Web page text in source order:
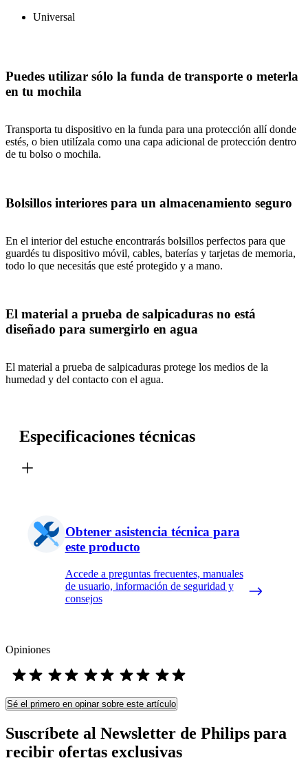
Universal
Puedes utilizar sólo la funda de transporte o meterla
en tu mochila
Transporta tu dispositivo en la funda para una protección allí donde
estés, o bien utilízala como una capa adicional de protección dentro
de tu bolso o mochila.
Bolsillos interiores para un almacenamiento seguro
En el interior del estuche encontrarás bolsillos perfectos para que
guardés tu dispositivo móvil, cables, baterías y tarjetas de memoria,
todo lo que necesitás que esté protegido y a mano.
El material a prueba de salpicaduras no está
diseñado para sumergirlo en agua
El material a prueba de salpicaduras protege los medios de la
humedad y del contacto con el agua.
Especificaciones técnicas
Obtener asistencia técnica para
este producto
Accede a preguntas frecuentes, manuales
de usuario, información de seguridad y
consejos
Opiniones
Sé el primero en opinar sobre este artículo
Suscríbete al Newsletter de Philips para
recibir ofertas exclusivas